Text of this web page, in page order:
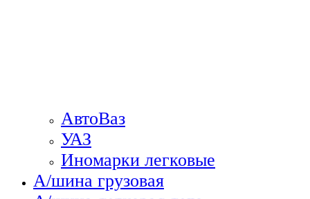
АвтоВаз
УАЗ
Иномарки легковые
А/шина грузовая